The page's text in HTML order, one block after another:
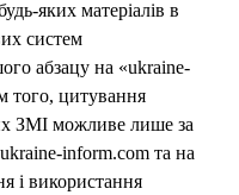
яких матеріалів в
систем
абзацу на «ukraine-
того, цитування
ЗМІ можливе лише за
inform.com та на
і використання